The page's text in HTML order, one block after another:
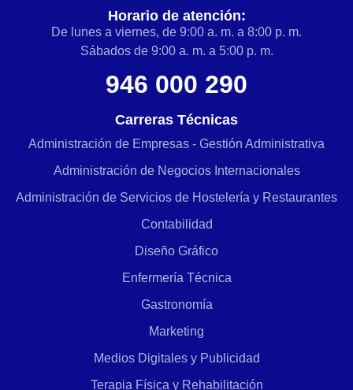
Horario de atención:
De lunes a viernes, de 9:00 a. m. a 8:00 p. m.
Sábados de 9:00 a. m. a 5:00 p. m.
946 000 290
Carreras Técnicas
Administración de Empresas - Gestión Administrativa
Administración de Negocios Internacionales
Administración de Servicios de Hostelería y Restaurantes
Contabilidad
Diseño Gráfico
Enfermería Técnica
Gastronomía
Marketing
Medios Digitales y Publicidad
Terapia Física y Rehabilitación